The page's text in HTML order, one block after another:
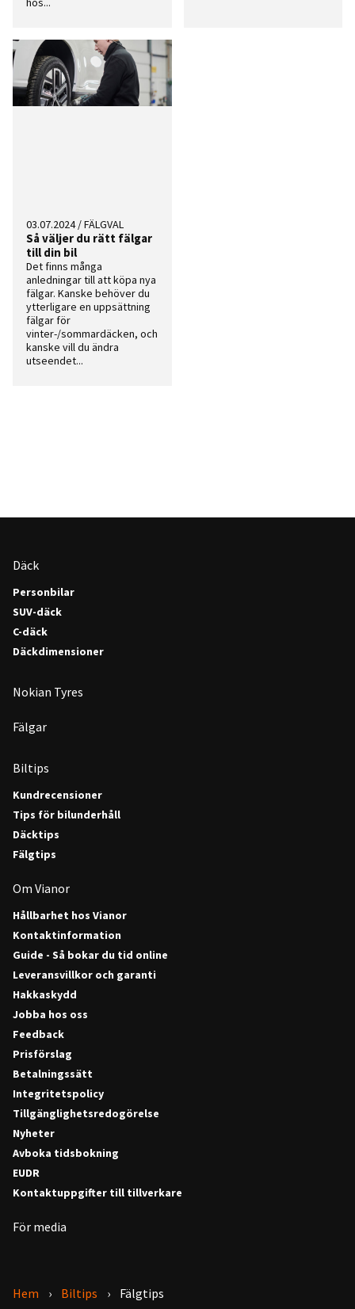
03.07.2024/FÄLGVAL
Så väljer du rätt fälgar
till din bil
Det finns många
anledningar till att köpa nya
fälgar. Kanske behöver du
ytterligare en uppsättning
fälgar för
vinter-/sommardäcken, och
kanske vill du ändra
utseendet...
Däck
Personbilar
SUV-däck
C-däck
Däckdimensioner
Nokian Tyres
Fälgar
Biltips
Kundrecensioner
Tips för bilunderhåll
Däcktips
Fälgtips
Om Vianor
Hållbarhet hos Vianor
Kontaktinformation
Guide - Så bokar du tid online
Leveransvillkor och garanti
Hakkaskydd
Jobba hos oss
Feedback
Prisförslag
Betalningssätt
Integritetspolicy
Tillgänglighetsredogörelse
Nyheter
Avboka tidsbokning
EUDR
Kontaktuppgifter till tillverkare
För media
Hem Biltips Fälgtips